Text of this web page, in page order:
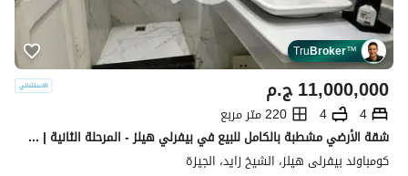
TruBroker™
ج.م11,000,000
4
4
220 متر مربع
شقة الأرضي مشطبة بالكامل للبيع في بيفرلي هيلز - المرحلة الثانية | سوديك (SODIC) - الشيخ زايد
كومباوند بيفرلى هيلز، الشيخ زايد، الجيزة